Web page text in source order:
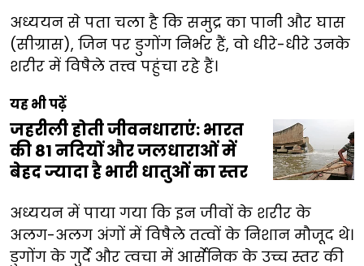
अध्ययन से पता चला है कि समुद्र का पानी और घास
(सीग्रास), जिन पर डुगोंग निर्भर हैं, वो धीरे-धीरे उनके
शरीर में विषैले तत्त्व पहुंचा रहे हैं।
यह भी पढ़ें
जहरीली होती जीवनधाराएं: भारत
की 81 नदियों और जलधाराओं में
बेहद ज्यादा है भारी धातुओं का स्तर
अध्ययन में पाया गया कि इन जीवों के शरीर के
अलग-अलग अंगों में विषैले तत्वों के निशान मौजूद थे।
डुगोंग के गुर्दे और त्वचा में आर्सेनिक के उच्च स्तर की